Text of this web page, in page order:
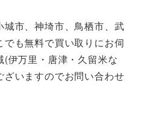
市、神埼市、鳥栖市、武
も無料で買い取りにお伺
(伊万里・唐津・久留米な
ざいますのでお問い合わせ